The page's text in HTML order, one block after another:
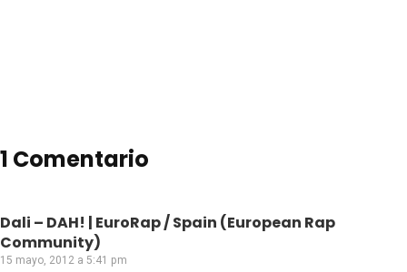
1 Comentario
Dali – DAH! | EuroRap / Spain (European Rap
Community)
15 mayo, 2012 a 5:41 pm